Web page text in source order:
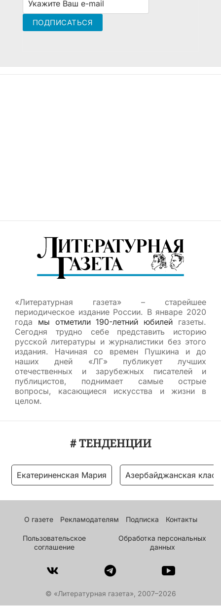
«Литературная газета» – старейшее
периодическое издание России. В январе 2020
года мы отметили 190-летний юбилей газеты.
Сегодня трудно себе представить историю
русской литературы и журналистики без этого
издания. Начиная со времен Пушкина и до
наших дней «ЛГ» публикует лучших
отечественных и зарубежных писателей и
публицистов, поднимает самые острые
вопросы, касающиеся искусства и жизни в
целом.
# ТЕНДЕНЦИИ
Екатериненская Мария Азербайджанская
О газете Рекламодателям Подписка Контакты
Пользовательское
соглашение
Обработка персональных
данных
© «Литературная газета», 2007–2026